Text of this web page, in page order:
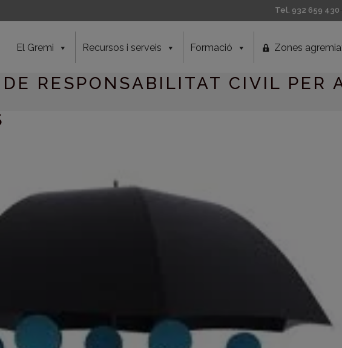
Tel. 932 659 430
El Gremi Recursos i serveis Formació Zones
RESPONSABILITAT CIVIL PER